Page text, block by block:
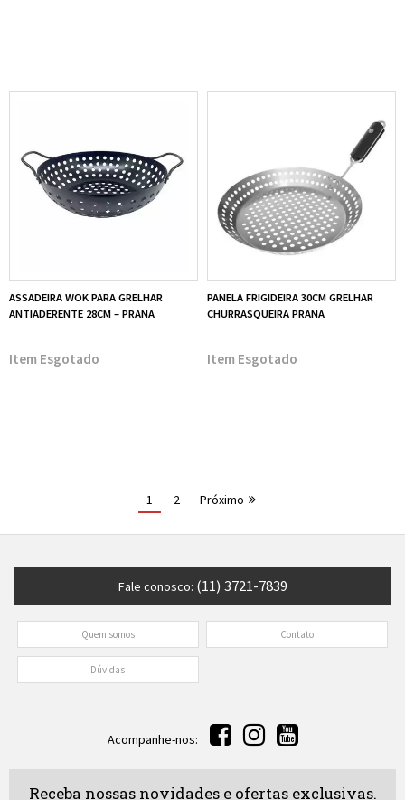
ASSADEIRA WOK PARA GRELHAR
ANTIADERENTE 28CM – PRANA
Esgotado
PANELA FRIGIDEIRA 30CM GRELHAR
CHURRASQUEIRA PRANA
Esgotado
1 2 Próximo
Fale conosco: (11) 3721-7839
Quem somos Contato
Dúvidas
Acompanhe-nos:
Receba nossas novidades e ofertas exclusivas.